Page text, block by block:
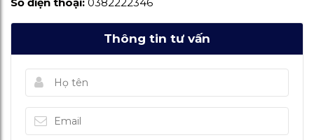
Số điện thoại: 0382222346
Thông tin tư vấn